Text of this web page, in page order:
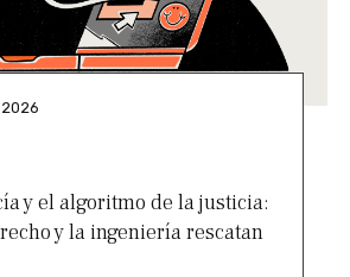
y el algoritmo de la justicia:
y la ingeniería rescatan